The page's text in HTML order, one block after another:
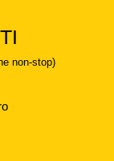
non-stop)